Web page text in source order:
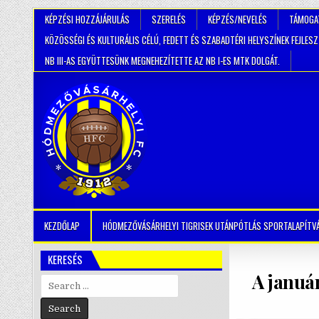
KÉPZÉSI HOZZÁJÁRULÁS SZERELÉS KÉPZÉS/NEVELÉS
KÖZÖSSÉGI ÉS KULTURÁLIS CÉLÚ, FEDETT ÉS SZABADTÉRI HELYSZÍNEK
NB III-AS EGYÜTTESÜNK MEGNEHEZÍTETTE AZ NB I-ES MTK DOLGÁT.
KEZDŐLAP HÓDMEZŐVÁSÁRHELYI TIGRISEK UTÁNPÓTLÁS
A
KERESÉS
Search
for: